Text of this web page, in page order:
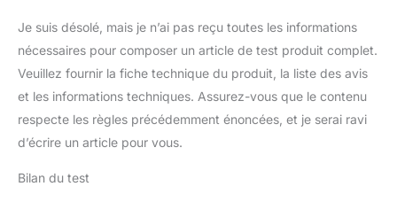
Je suis désolé, mais je n’ai pas reçu toutes les informations
nécessaires pour composer un article de test produit complet.
Veuillez fournir la fiche technique du produit, la liste des avis
et les informations techniques. Assurez-vous que le contenu
respecte les règles précédemment énoncées, et je serai ravi
d’écrire un article pour vous.
Bilan du test